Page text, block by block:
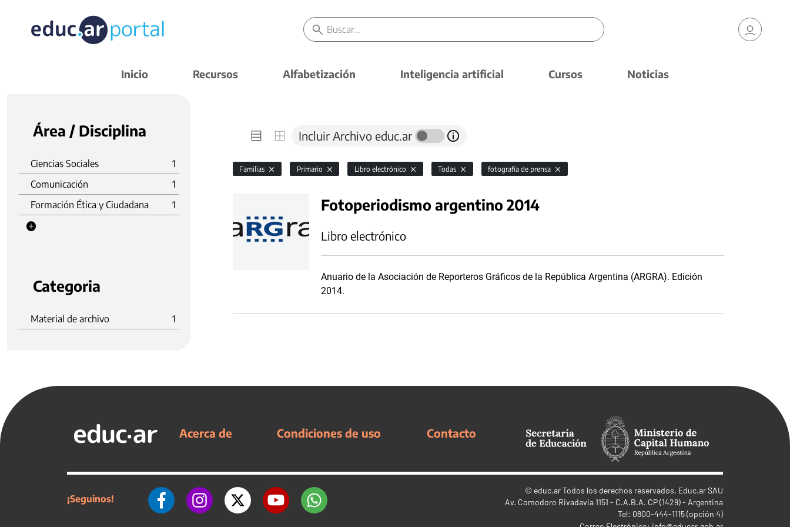
Inicio Recursos Alfabetización Inteligencia artificial Cursos Noticias
Área / Disciplina
Ciencias Sociales
1
Comunicación
1
Formación Ética y Ciudadana
1
Categoria
Material de archivo 1
Incluir Archivo educ.ar
Familias Primario Libro electrónico Todas fotografía de prensa
Fotoperiodismo argentino 2014
Libro electrónico
Anuario de la Asociación de Reporteros Gráficos de la República Argentina (ARGRA). Edición
2014.
Acerca de Condiciones de uso Contacto
¡Seguinos!
© educ.arTodos los derechos reservados. Educ.ar SAU
Av. Comodoro Rivadavia 1151 - C.A.B.A. CP (1429) - Argentina
Tel: 0800-444-1115 (opción 4)